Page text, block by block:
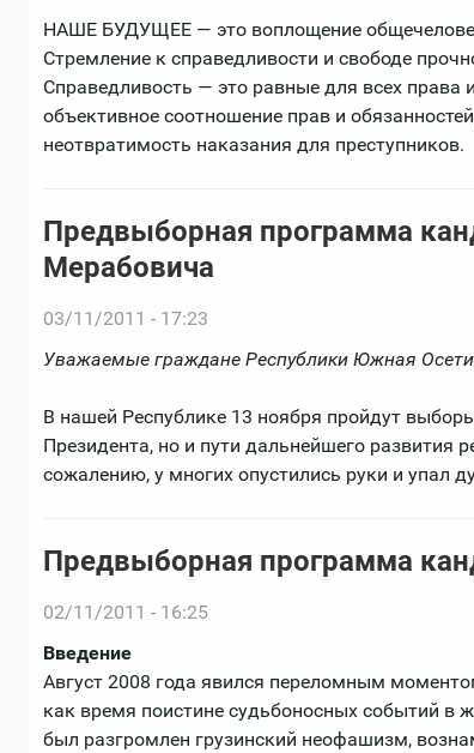
НАШЕ БУДУЩЕЕ — это воплощение
Стремление к справедливости и свободе
Справедливость — это равные для всех
объективное соотношение прав и
неотвратимость наказания для преступников.
Предвыборная программа
Мерабовича
03/11/2011 - 17:23
Уважаемые граждане Республики Южная
В нашей Республике 13 ноября пройдут
Президента, но и пути дальнейшего развития
сожалению, у многих опустились руки и упал
Предвыборная программа
02/11/2011 - 16:25
Введение
Август 2008 года явился переломным
как время поистине судьбоносных событий в
был разгромлен грузинский неофашизм,